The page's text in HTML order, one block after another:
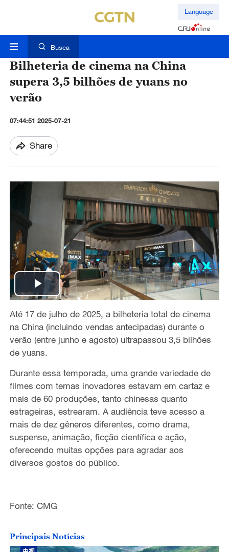
Language
Busca
Bilheteria de cinema na China
supera 3,5 bilhões de yuans no
verão
07:44:51 2025-07-21
Share
P
l
a
V
i
d
e
Até 17 de julho de 2025, a bilheteria total de cinema
na China (incluindo vendas antecipadas) durante o
verão (entre junho e agosto) ultrapassou 3,5 bilhões
de yuans.
Durante essa temporada, uma grande variedade de
filmes com temas inovadores estavam em cartaz e
mais de 60 produções, tanto chinesas quanto
estrageiras, estrearam. A audiência teve acesso a
mais de dez gêneros diferentes, como drama,
suspense, animação, ficção científica e ação,
oferecendo muitas opções para agradar aos
diversos gostos do público.
Fonte: CMG
Principais Notícias